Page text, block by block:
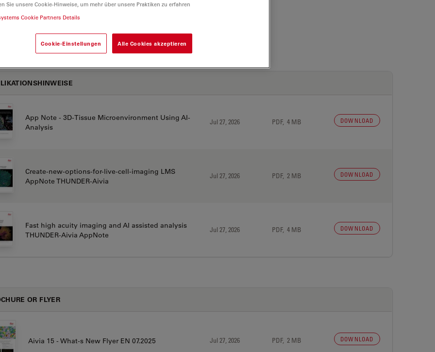
App Note - 3D-Tissue Microenvironment Using AI-
Analysis
Jul 27, 2026 PDF, 4 MB DOWNLOAD
Create-new-options-for-live-cell-imaging LMS
AppNote THUNDER-Aivia
Jul 27, 2026 PDF, 2 MB DOWNLOAD
Fast high acuity imaging and AI assisted analysis
THUNDER-Aivia AppNote
Jul 27, 2026 PDF, 4 MB DOWNLOAD
OR FLYER
Aivia 15 - What-s New Flyer EN 07.2025 Jul 27, 2026 PDF, 2 MB DOWNLOAD
Sie unsere Cookie-Hinweise, um mehr über unsere Praktiken zu erfahren
Cookie Partners Details
Cookie-Einstellungen Alle Cookies akzeptieren